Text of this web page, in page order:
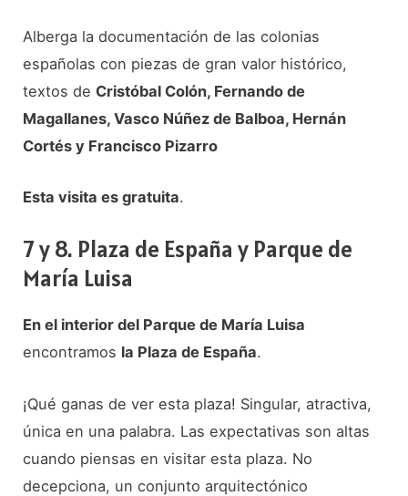
Alberga la documentación de las colonias
españolas con piezas de gran valor histórico,
textos de Cristóbal Colón, Fernando de
Magallanes, Vasco Núñez de Balboa, Hernán
Cortés y Francisco Pizarro
Esta visita es gratuita.
7 y 8. Plaza de España y Parque de
María Luisa
En el interior del Parque de María Luisa
encontramos la Plaza de España.
¡Qué ganas de ver esta plaza! Singular, atractiva,
única en una palabra. Las expectativas son altas
cuando piensas en visitar esta plaza. No
decepciona, un conjunto arquitectónico